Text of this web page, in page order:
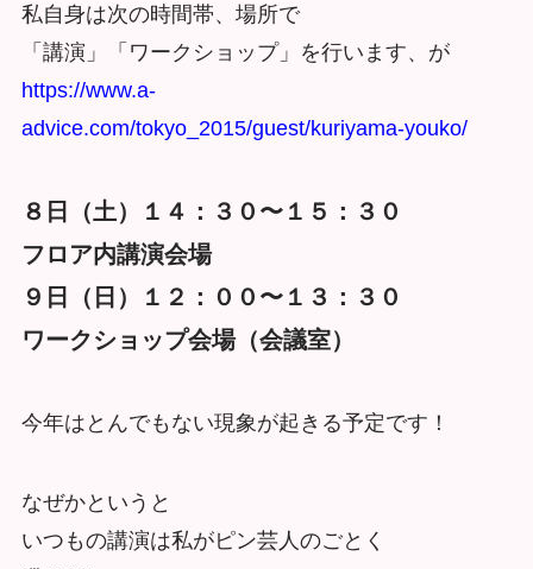
私自身は次の時間帯、場所で
「講演」「ワークショップ」を行います、が
https://www.a-
advice.com/tokyo_2015/guest/kuriyama-youko/
８日（土）１４：３０〜１５：３０
フロア内講演会場
９日（日）１２：００〜１３：３０
ワークショップ会場（会議室）
今年はとんでもない現象が起きる予定です！
なぜかというと
いつもの講演は私がピン芸人のごとく